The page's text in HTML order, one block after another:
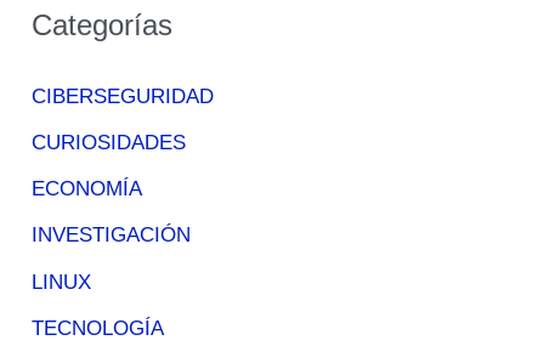
Categorías
CIBERSEGURIDAD
CURIOSIDADES
ECONOMÍA
INVESTIGACIÓN
LINUX
TECNOLOGÍA